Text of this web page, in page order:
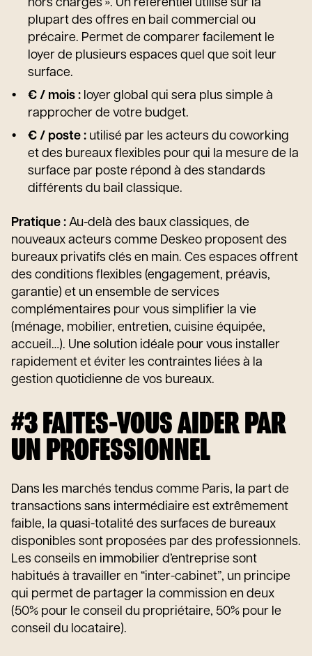
hors charges ». Un référentiel utilisé sur la
plupart des offres en bail commercial ou
précaire. Permet de comparer facilement le
loyer de plusieurs espaces quel que soit leur
surface.
€ / mois : loyer global qui sera plus simple à
rapprocher de votre budget.
€ / poste : utilisé par les acteurs du coworking
et des bureaux flexibles pour qui la mesure de la
surface par poste répond à des standards
différents du bail classique.
Pratique : Au-delà des baux classiques, de
nouveaux acteurs comme Deskeo proposent des
bureaux privatifs clés en main. Ces espaces offrent
des conditions flexibles (engagement, préavis,
garantie) et un ensemble de services
complémentaires pour vous simplifier la vie
(ménage, mobilier, entretien, cuisine équipée,
accueil…). Une solution idéale pour vous installer
rapidement et éviter les contraintes liées à la
gestion quotidienne de vos bureaux.
#3 FAITES-VOUS AIDER PAR
UN PROFESSIONNEL
Dans les marchés tendus comme Paris, la part de
transactions sans intermédiaire est extrêmement
faible, la quasi-totalité des surfaces de bureaux
disponibles sont proposées par des professionnels.
Les conseils en immobilier d’entreprise sont
habitués à travailler en “inter-cabinet”, un principe
qui permet de partager la commission en deux
(50% pour le conseil du propriétaire, 50% pour le
conseil du locataire).